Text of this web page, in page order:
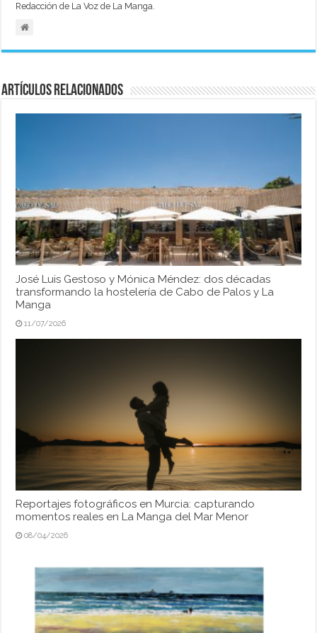
Redacción de La Voz de La Manga.
Artículos relacionados
José Luis Gestoso y Mónica Méndez: dos décadas
transformando la hostelería de Cabo de Palos y La
Manga
11/07/2026
Reportajes fotográficos en Murcia: capturando
momentos reales en La Manga del Mar Menor
08/04/2026